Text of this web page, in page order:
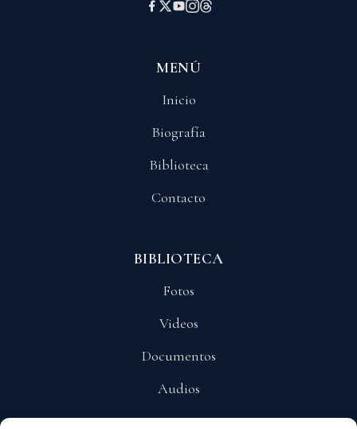
MENÚ
Inicio
Biografía
Biblioteca
Contacto
BIBLIOTECA
Fotos
Videos
Documentos
Audios